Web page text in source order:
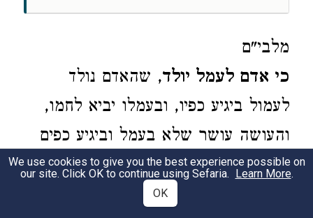
מלבי"ם
כי אדם לעמל יולד, שהאדם נולד
לעמול ביגיע כפיו, ובעמלו יביא לחמו,
והעושה עושר שלא בעמל וביגיע כפים
הוא עמל ואון ולא יצמיח ולא יתקיים ביד
בניו, סוף דבר שעקר הצלחת האדם תלוי
We use cookies to give you the best experience possible on
our site. Click OK to continue using Sefaria. Learn More.
OK